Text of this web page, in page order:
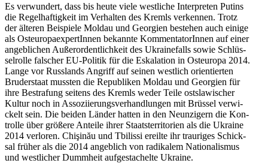
Es ver­wun­dert, dass bis heute viele west­li­che Inter­pre­ten Putins
die Regel­haf­tig­keit im Ver­hal­ten des Kremls ver­ken­nen. Trotz
der älteren Bei­spiele Moldau und Geor­gien bestehen auch einige
als Ost­eu­ro­pa­ex­per­tIn­nen bekannte Kom­men­ta­to­rIn­nen auf einer
angeb­li­chen Außer­or­dent­lich­keit des Ukrai­ne­falls sowie Schlüs­
sel­rolle fal­scher EU-Politik für die Eska­la­tion in Ost­eu­ropa 2014.
Lange vor Russ­lands Angriff auf seinen west­lich ori­en­tier­ten
Bru­der­staat mussten die Repu­bli­ken Moldau und Geor­gien für
ihre Bestra­fung seitens des Kremls weder Teile ost­sla­wi­scher
Kultur noch in Asso­zi­ie­rungs­ver­hand­lun­gen mit Brüssel ver­wi­
ckelt sein. Die beiden Länder hatten in den Neun­zi­gern die Kon­
trolle über größere Anteile ihrer Staats­ter­ri­to­rien als die Ukraine
2014 ver­lo­ren. Chişinău und Tbi­lissi ereilte ihr trau­ri­ges Schick­
sal früher als die 2014 angeb­lich von radi­ka­lem Natio­na­lis­mus
und west­li­cher Dumm­heit auf­ge­sta­chelte Ukraine.